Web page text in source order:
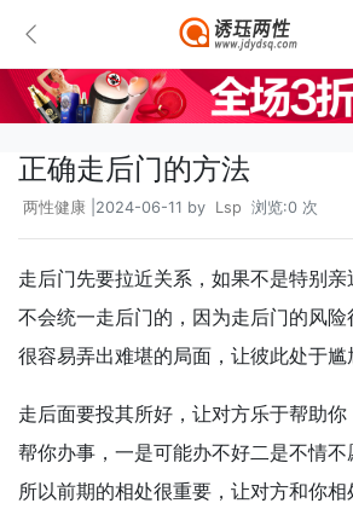
正确走后门的方法
两性健康 |2024-06-11 by Lsp 浏览:0 次
走后门先要拉近关系，如果不是特别
不会统一走后门的，因为走后门的风
很容易弄出难堪的局面，让彼此处于尴
走后面要投其所好，让对方乐于帮助
帮你办事，一是可能办不好二是不情不
所以前期的相处很重要，让对方和你